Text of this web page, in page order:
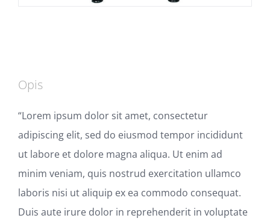
Opis
“Lorem ipsum dolor sit amet, consectetur
adipiscing elit, sed do eiusmod tempor incididunt
ut labore et dolore magna aliqua. Ut enim ad
minim veniam, quis nostrud exercitation ullamco
laboris nisi ut aliquip ex ea commodo consequat.
Duis aute irure dolor in reprehenderit in voluptate